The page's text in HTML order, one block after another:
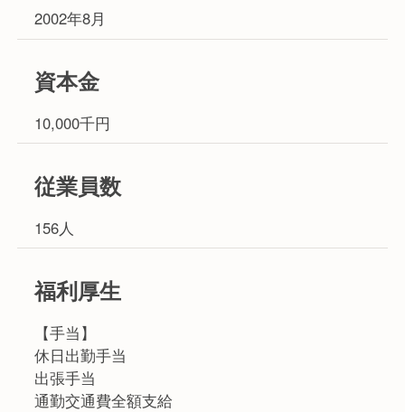
2002年8月
資本金
10,000千円
従業員数
156人
福利厚生
【手当】
休日出勤手当
出張手当
通勤交通費全額支給